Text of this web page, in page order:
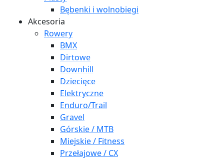
Bębenki i wolnobiegi
Akcesoria
Rowery
BMX
Dirtowe
Downhill
Dziecięce
Elektryczne
Enduro/Trail
Gravel
Górskie / MTB
Miejskie / Fitness
Przełajowe / CX